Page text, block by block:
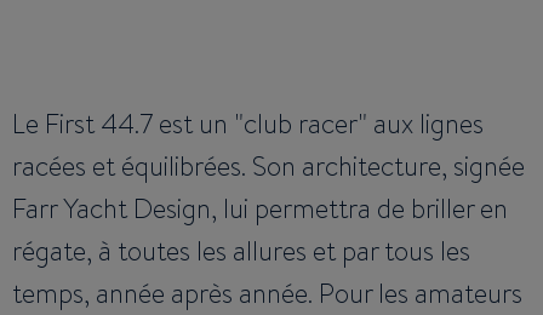
Le First 44.7 est un "club racer" aux lignes
racées et équilibrées. Son architecture, signée
Farr Yacht Design, lui permettra de briller en
régate, à toutes les allures et par tous les
temps, année après année. Pour les amateurs